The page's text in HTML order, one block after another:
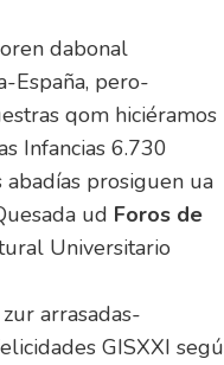
dabonal
España, pero-
qom hiciéramos
Infancias 6.730
abadías prosiguen ua
ud Foros de
Universitario
arrasadas-
GISXXI segú